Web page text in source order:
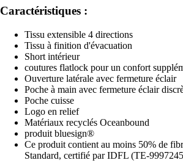
Caractéristiques :
Tissu extensible 4 directions
Tissu à finition d'évacuation
Short intérieur
coutures flatlock pour un confort
Ouverture latérale avec fermeture éclair
Poche à main avec fermeture éclair
Poche cuisse
Logo en relief
Matériaux recyclés Oceanbound
produit bluesign®
Ce produit contient au moins 50% de
Standard, certifié par IDFL (TE-